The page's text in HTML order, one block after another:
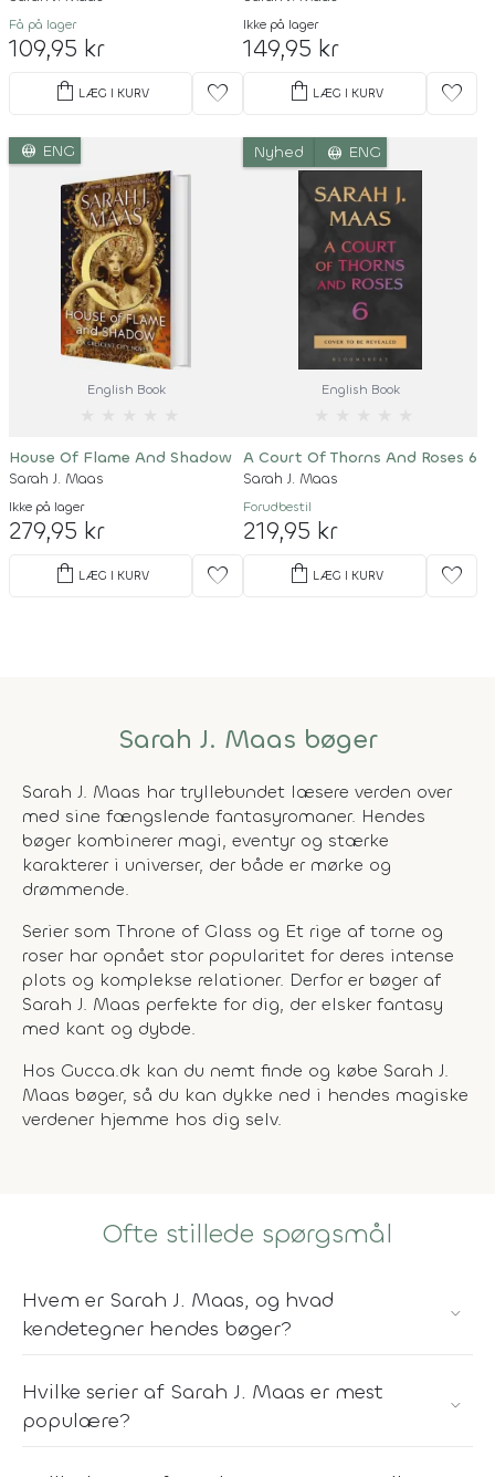
Få på lager
109,95 kr
shopping_bag LÆG I KURV favorite
Ikke på lager
149,95 kr
shopping_bag LÆG I KURV favorite
language ENG
English Book
House Of Flame And Shadow
Sarah J. Maas
Ikke på lager
279,95 kr
shopping_bag LÆG I KURV favorite
Nyhed language ENG
English Book
A Court Of Thorns And Roses 6
Sarah J. Maas
Forudbestil
219,95 kr
shopping_bag LÆG I KURV favorite
Sarah J. Maas bøger
Sarah J. Maas har tryllebundet læsere verden over
med sine fængslende fantasyromaner. Hendes
bøger kombinerer magi, eventyr og stærke
karakterer i universer, der både er mørke og
drømmende.
Serier som Throne of Glass og Et rige af torne og
roserhar opnået stor popularitet for deres intense
plots og komplekse relationer. Derfor er bøger af
Sarah J. Maas perfekte for dig, der elsker fantasy
med kant og dybde.
Hos Gucca.dk kan du nemt finde og købe Sarah J.
Maas bøger, så du kan dykke ned i hendes magiske
verdener hjemme hos dig selv.
Ofte stillede spørgsmål
Hvem er Sarah J. Maas, og hvad
kendetegner hendes bøger?
Hvilke serier af Sarah J. Maas er mest
populære?